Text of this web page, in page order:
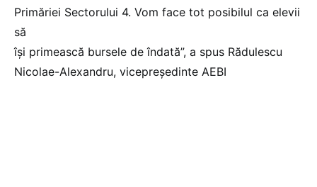
Primăriei Sectorului 4. Vom face tot posibilul ca elevii
să
își primească bursele de îndată”, a spus Rădulescu
Nicolae-Alexandru, vicepreședinte AEBI